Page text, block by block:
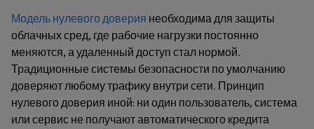
Модель нулевого доверия необходима для защиты
облачных сред, где рабочие нагрузки постоянно
меняются, а удаленный доступ стал нормой.
Традиционные системы безопасности по умолчанию
доверяют любому трафику внутри сети. Принцип
нулевого доверия иной: ни один пользователь, система
или сервис не получают автоматического кредита